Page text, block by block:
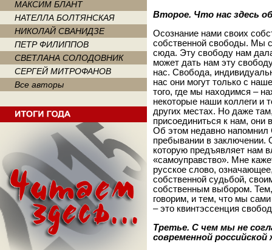
МАКСИМ БЛАНТ
НАТЕЛЛА БОЛТЯНСКАЯ
НИКОЛАЙ СВАНИДЗЕ
ПЕТР ФИЛИППОВ
СВЕТЛАНА СОЛОДОВНИК
СЕРГЕЙ МИТРОФАНОВ
Все авторы
Второе. Что нас здесь
Осознание нами своих
собственной свободы. Мы
сюда. Эту свободу нам
может дать нам эту
нас. Свобода,
нас они могут только с
того, где мы находимся –
некоторые наши коллеги и
других местах. Но даже
присоединиться к нам,
Об этом недавно напомнил
пребывании в заключении.
которую предъявляет нам
«самоуправство». Мне
русское слово,
собственной судьбой,
собственным выбором.
говорим, и тем, что мы
– это квинтэссенция
Третье. С чем мы не
современной российской